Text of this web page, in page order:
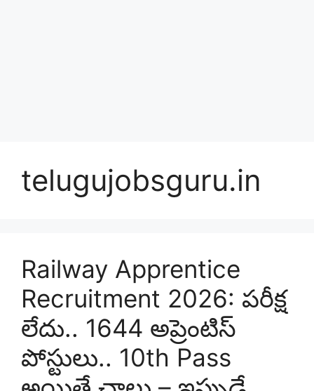
telugujobsguru.in
Railway Apprentice
Recruitment 2026: పరీక్ష
లేదు.. 1644 అప్రెంటిస్
పోస్టులు.. 10th Pass